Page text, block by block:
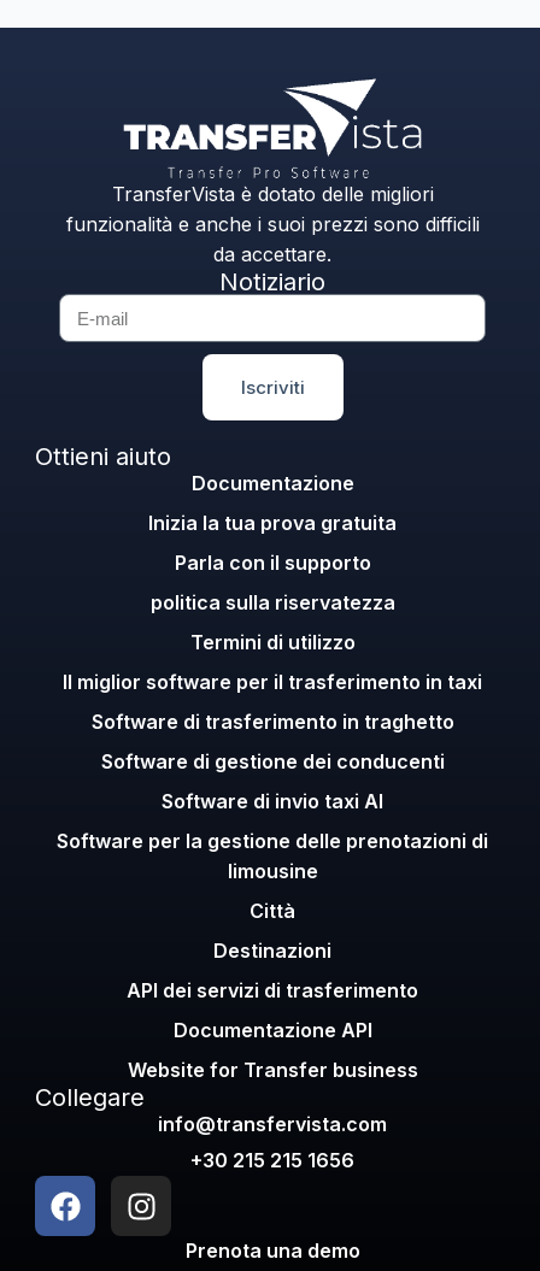
TransferVista è dotato delle migliori
funzionalità e anche i suoi prezzi sono difficili
da accettare.
Notiziario
Iscriviti
Ottieni aiuto
Documentazione
Inizia la tua prova gratuita
Parla con il supporto
politica sulla riservatezza
Termini di utilizzo
Il miglior software per il trasferimento in taxi
Software di trasferimento in traghetto
Software di gestione dei conducenti
Software di invio taxi AI
Software per la gestione delle prenotazioni di
limousine
Città
Destinazioni
API dei servizi di trasferimento
Documentazione API
Website for Transfer business
Collegare
info@transfervista.com
+30 215 215 1656
Prenota una demo